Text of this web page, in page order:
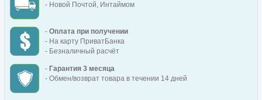
- Новой Почтой, Интаймом
- Оплата при получении
- На карту ПриватБанка
- Безналичный расчёт
- Гарантия 3 месяца
- Обмен/возврат товара в течении 14 дней